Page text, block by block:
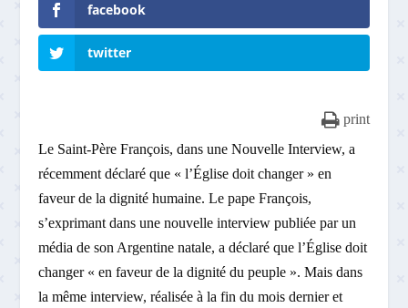
facebook
twitter
print
Le Saint-Père François, dans une Nouvelle Interview, a
récemment déclaré que « l’Église doit changer » en
faveur de la dignité humaine. Le pape François,
s’exprimant dans une nouvelle interview publiée par un
média de son Argentine natale, a déclaré que l’Église doit
changer « en faveur de la dignité du peuple ». Mais dans
la même interview, réalisée à la fin du mois dernier et